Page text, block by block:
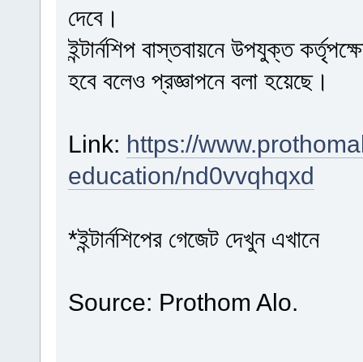
দেবে।
ইন্টার্নশিপ বাস্তবায়নে উপযুক্ত
হবে বলেও প্রজ্ঞাপনে বলা হয়েছে।
Link: https://
education/nd0vvqhqxd
*ইন্টার্নশিপের গেজেট দেখুন এখানে
Source: Prothom Alo.